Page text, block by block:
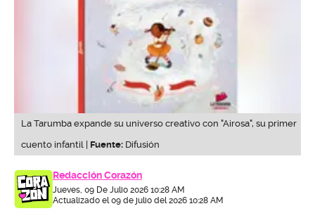
La Tarumba expande su universo creativo con "Airosa", su primer
cuento infantil | Fuente: Difusión
Redacción Corazón
Jueves, 09 De Julio 2026 10:28 AM
Actualizado el 09 de julio del 2026 10:28 AM